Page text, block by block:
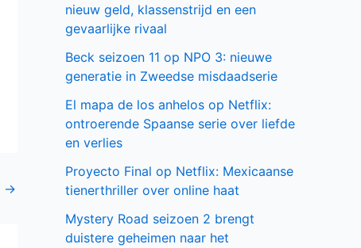
→
nieuw geld, klassenstrijd en een
gevaarlijke rivaal
Beck seizoen 11 op NPO 3: nieuwe
generatie in Zweedse misdaadserie
El mapa de los anhelos op Netflix:
ontroerende Spaanse serie over liefde
en verlies
Proyecto Final op Netflix: Mexicaanse
tienerthriller over online haat
Mystery Road seizoen 2 brengt
duistere geheimen naar het